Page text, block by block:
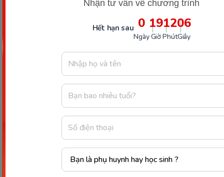
Nhận tư vấn về chương trình
Hết hạn sau 0
Ngày
19
Giờ
12
Phút
05
Giây
Sự đồng hành của ba mẹ rất quan trọng. (Ảnh: Sưu tầm
Internet)
Để giúp con học hiệu quả với Monkey sau khi
download Monkey app, ba mẹ hãy lưu ngay 5 bí
quyết “vàng” dưới đây nhé:
Khai báo đúng số tuổi của con để ứng dụng đề
xuất bài học với lộ trình và chọn cấp độ học
phù hợp với trình độ.